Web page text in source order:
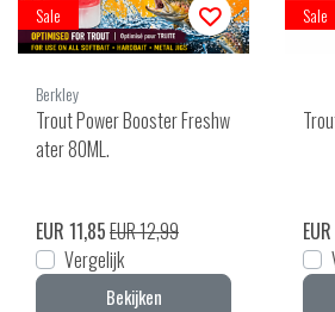
Sale
Berkley
Trout Power Booster Freshw
ater 80ML.
EUR 11,85EUR 12,99
Vergelijk
Bekijken
Sale